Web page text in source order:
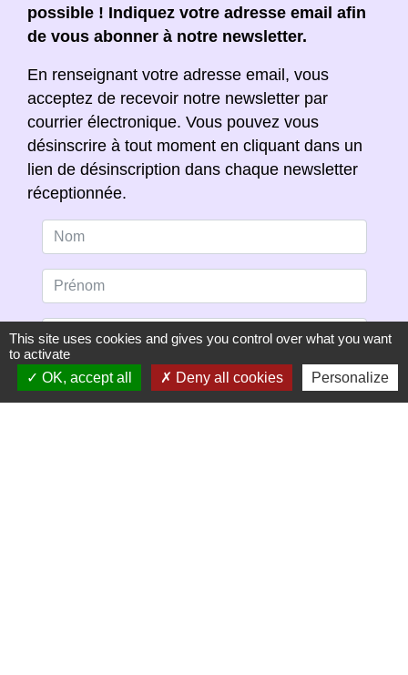
possible ! Indiquez votre adresse email afin
de vous abonner à notre newsletter.
En renseignant votre adresse email, vous
acceptez de recevoir notre newsletter par
courrier électronique. Vous pouvez vous
désinscrire à tout moment en cliquant dans un
lien de désinscription dans chaque newsletter
réceptionnée.
This site uses cookies and gives you control over what you want
to activate
OK, accept all
Deny all cookies Personalize